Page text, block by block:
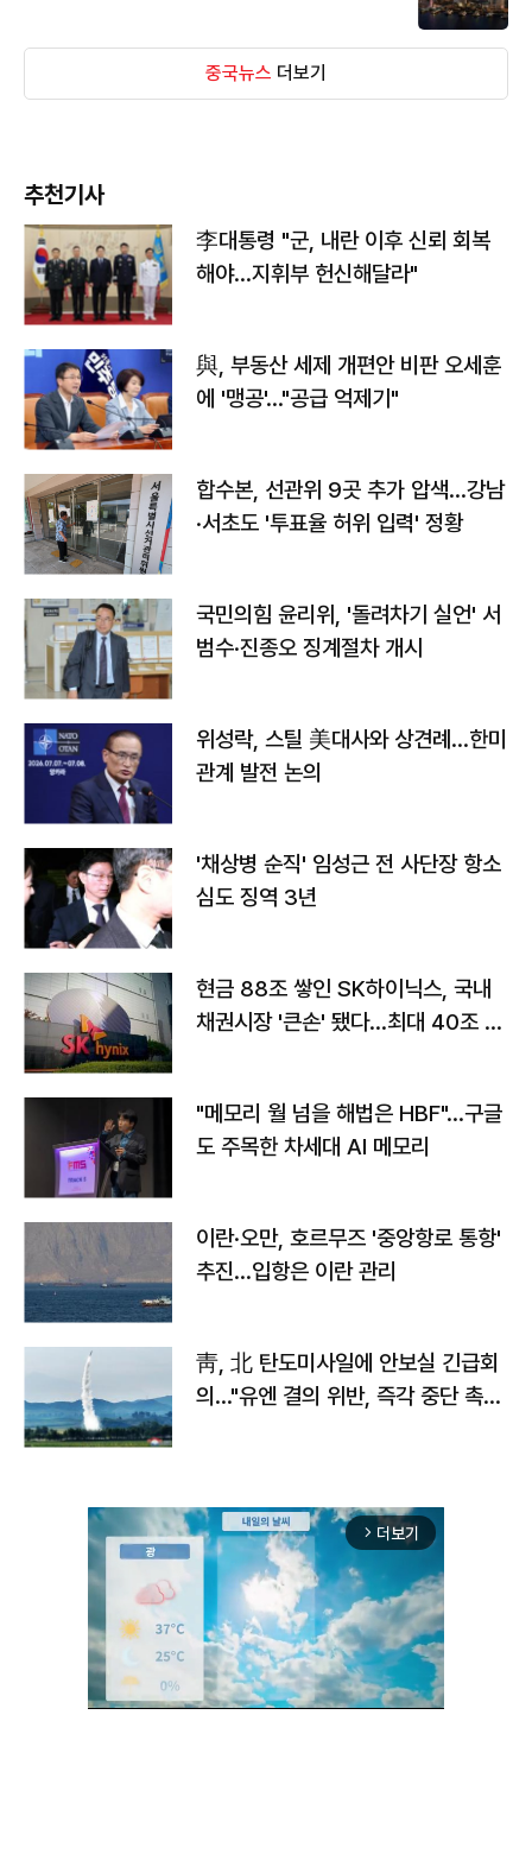
중국뉴스 더보기
추천기사
李대통령 "군, 내란 이후 신뢰 회복
해야…지휘부 헌신해달라"
與, 부동산 세제 개편안 비판 오세훈
에 '맹공'…"공급 억제기"
합수본, 선관위 9곳 추가 압색…강남
·서초도 '투표율 허위 입력' 정황
국민의힘 윤리위, '돌려차기 실언' 서
범수·진종오 징계절차 개시
위성락, 스틸 美대사와 상견례…한미
관계 발전 논의
'채상병 순직' 임성근 전 사단장 항소
심도 징역 3년
현금 88조 쌓인 SK하이닉스, 국내
채권시장 '큰손' 됐다…최대 40조 투
"메모리 월 넘을 해법은 HBF"…구글
도 주목한 차세대 AI 메모리
이란·오만, 호르무즈 '중앙항로 통항'
추진…입항은 이란 관리
靑, 北 탄도미사일에 안보실 긴급회
의…"유엔 결의 위반, 즉각 중단 촉
arrow_forward_ios 더보기